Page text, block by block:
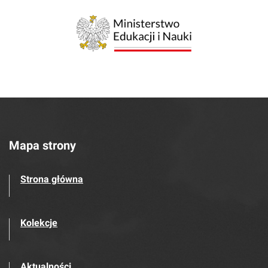
Mapa strony
Strona główna
Kolekcje